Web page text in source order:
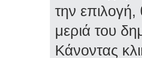
την
μεριά του
Κάνοντας